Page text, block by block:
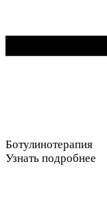
Ботулинотерапия
Узнать подробнее